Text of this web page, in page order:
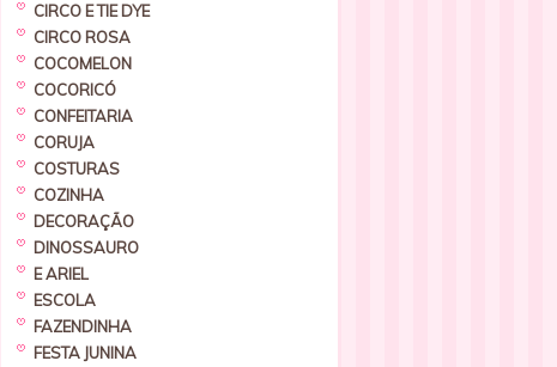
CIRCO E TIE DYE
CIRCO ROSA
COCOMELON
COCORICÓ
CONFEITARIA
CORUJA
COSTURAS
COZINHA
DECORAÇÃO
DINOSSAURO
E ARIEL
ESCOLA
FAZENDINHA
FESTA JUNINA